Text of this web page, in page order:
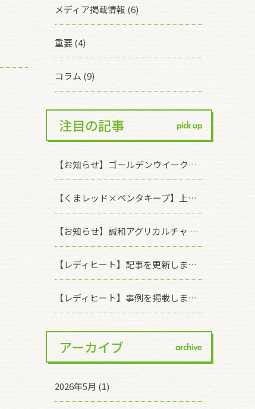
メディア掲載情報 (6)
重要 (4)
コラム (9)
注目の記事 pick up
【お知らせ】ゴールデンウイーク休業期間について
【くまレッド×ペンタキープ】上手な使い方のご案内
【お知らせ】誠和アグリカルチャ オンラインショップ価格改定のお知らせ
【レディヒート】記事を更新しました！「塗布濃度の違いによる効果の差について」
【レディヒート】事例を掲載しました！「福岡県 キク」
アーカイブ archive
2026年5月 (1)